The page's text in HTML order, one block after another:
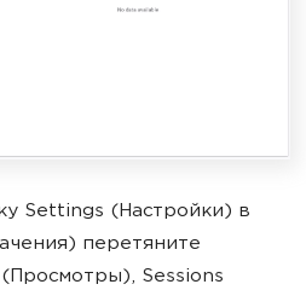
Settings (Настройки) в
перетяните
Sessions